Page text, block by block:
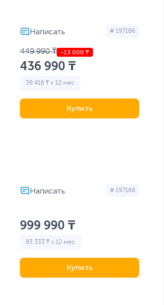
# 197166
449 990 ₸
436 990 ₸
36 416 ₸ x 12 мес
Купить
# 197168
999 990 ₸
83 333 ₸ x 12 мес
Купить